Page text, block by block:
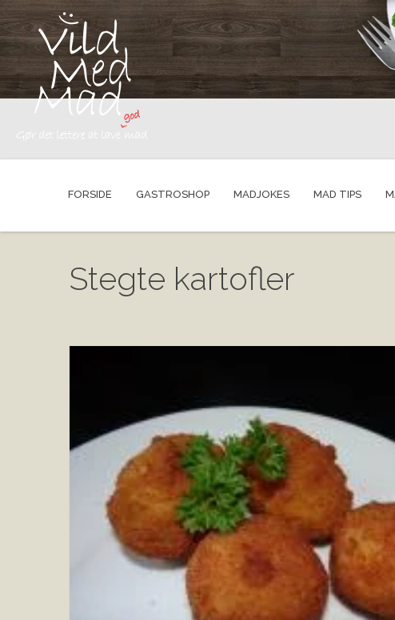
FORSIDE GASTROSHOP MADJOKES MAD TIPS
Stegte kartofler